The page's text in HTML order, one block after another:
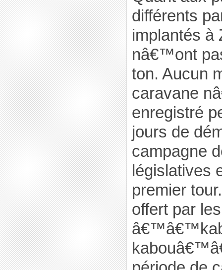
différents
implantés à
nâ€™ont
ton. Aucun
caravane
enregistré
jours de
campagne
législatives
premier
offert par